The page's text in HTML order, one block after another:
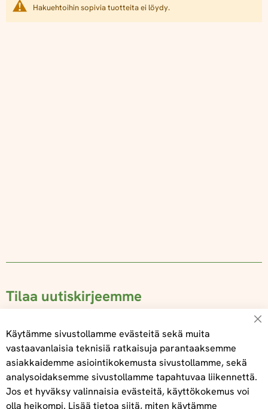
Hakuehtoihin sopivia tuotteita ei löydy.
Tilaa uutiskirjeemme
Tilaa
Käytämme sivustollamme evästeitä sekä muita
vastaavanlaisia teknisiä ratkaisuja parantaaksemme
asiakkaidemme asiointikokemusta sivustollamme, sekä
analysoidaksemme sivustollamme tapahtuvaa liikennettä.
Jos et hyväksy valinnaisia evästeitä, käyttökokemus voi
olla heikompi. Lisää tietoa siitä, miten käytämme